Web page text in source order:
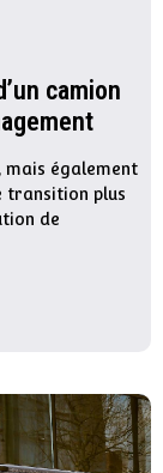
camion
mais également
transition plus
de